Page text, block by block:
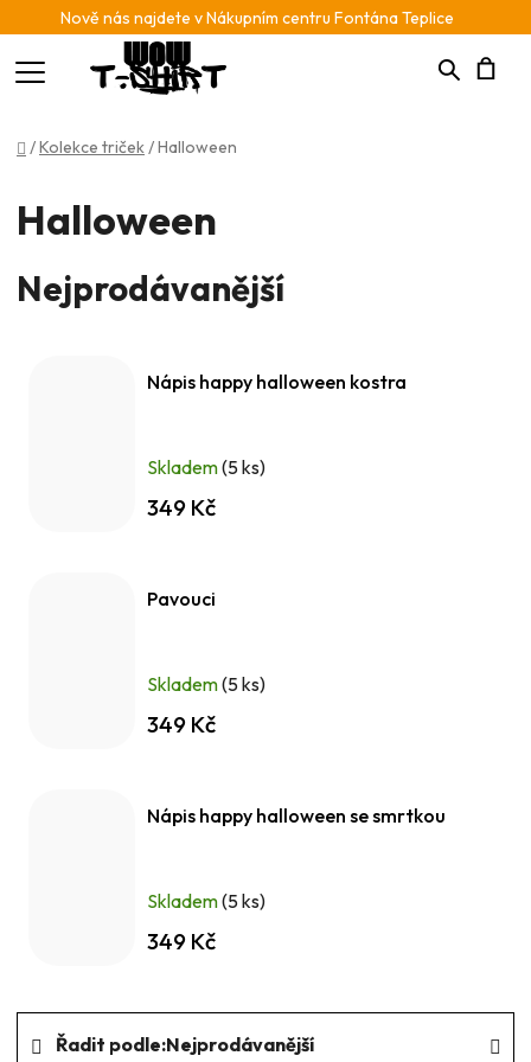
Nově nás najdete v Nákupním centru Fontána Teplice
Hledat
Domů
/Kolekce triček/Halloween
Halloween
Nejprodávanější
Nápis happy halloween kostra
Skladem(5 ks)
349 Kč
Pavouci
Skladem(5 ks)
349 Kč
Nápis happy halloween se smrtkou
Skladem(5 ks)
349 Kč
Ř
Řadit podle:Nejprodávanější